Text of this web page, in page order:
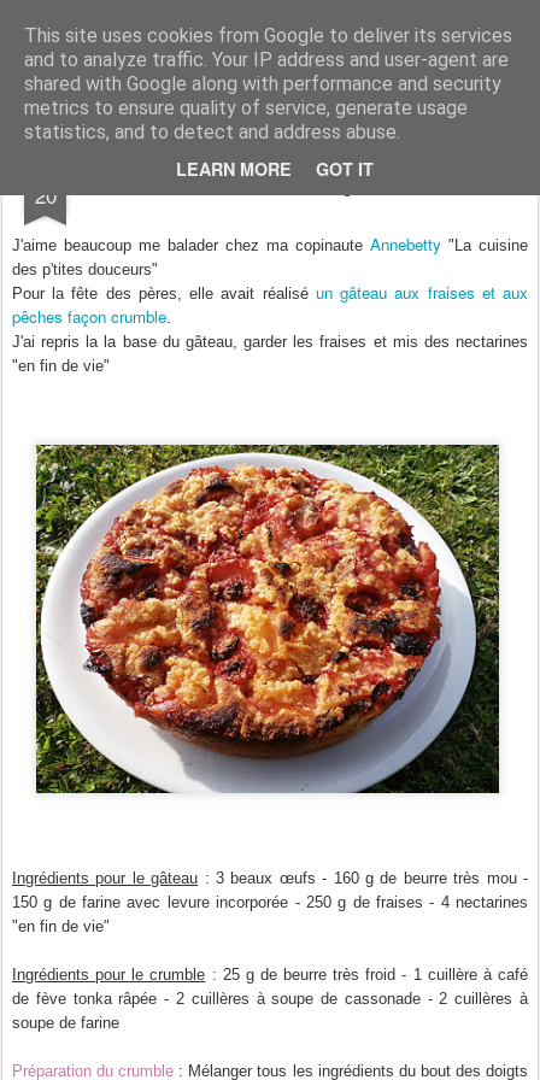
This site uses cookies from Google to deliver its services
and to analyze traffic. Your IP address and user-agent are
shared with Google along with performance and security
metrics to ensure quality of service, generate usage
statistics, and to detect and address abuse.
LEARN MORE GOT IT
Aux papilles by Virginie
20 Gâteau aux fruits façon crumble
J'aime beaucoup me balader chez ma copinaute Annebetty "La cuisine
des p'tites douceurs"
Pour la fête des pères, elle avait réalisé un gâteau aux fraises et aux
pêches façon crumble.
J'ai repris la la base du gâteau, garder les fraises et mis des nectarines
"en fin de vie"
Ingrédients pour le gâteau : 3 beaux œufs - 160 g de beurre très mou -
150 g de farine avec levure incorporée - 250 g de fraises - 4 nectarines
"en fin de vie"
Ingrédients pour le crumble : 25 g de beurre très froid - 1 cuillère à café
de fève tonka râpée - 2 cuillères à soupe de cassonade - 2 cuillères à
soupe de farine
Préparation du crumble : Mélanger tous les ingrédients du bout des doigts